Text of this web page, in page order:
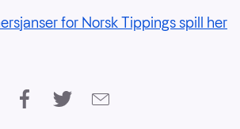
for Norsk Tippings spill her